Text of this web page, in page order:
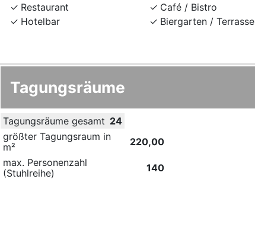
Restaurant
Hotelbar
Café / Bistro
Biergarten / Terrasse
Tagungsräume
Tagungsräume gesamt 24
größter Tagungsraum in
m²
220,00
max. Personenzahl
(Stuhlreihe)
140